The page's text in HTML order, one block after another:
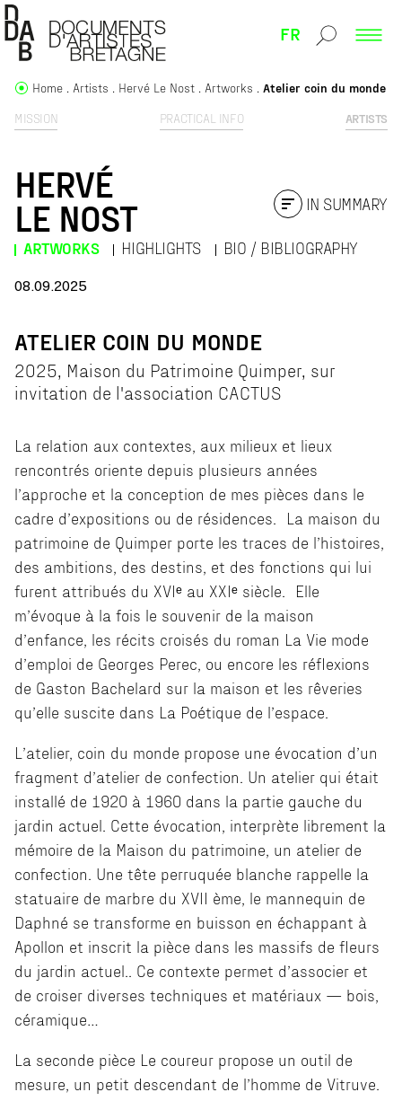
FR
MISSION PRACTICAL INFO ARTISTS
Home Artists Hervé Le Nost Artworks Atelier coin du monde
HERVÉ
LE NOST
ARTWORKS HIGHLIGHTS BIO / BIBLIOGRAPHY
IN SUMMARY
08.09.2025
ATELIER COIN DU MONDE
2025, Maison du Patrimoine Quimper, sur
invitation de l'association CACTUS
La relation aux contextes, aux milieux et lieux
rencontrés oriente depuis plusieurs années
l’approche et la conception de mes pièces dans le
cadre d’expositions ou de résidences. La maison du
patrimoine de Quimper porte les traces de l’histoires,
des ambitions, des destins, et des fonctions qui lui
furent attribués du XVIᵉ au XXIᵉ siècle. Elle
m’évoque à la fois le souvenir de la maison
d’enfance, les récits croisés du roman La Vie mode
d’emploi de Georges Perec, ou encore les réflexions
de Gaston Bachelard sur la maison et les rêveries
qu’elle suscite dans La Poétique de l’espace.
L’atelier, coin du monde propose une évocation d’un
fragment d’atelier de confection. Un atelier qui était
installé de 1920 à 1960 dans la partie gauche du
jardin actuel. Cette évocation, interprète librement la
mémoire de la Maison du patrimoine, un atelier de
confection. Une tête perruquée blanche rappelle la
statuaire de marbre du XVII ème, le mannequin de
Daphné se transforme en buisson en échappant à
Apollon et inscrit la pièce dans les massifs de fleurs
du jardin actuel.. Ce contexte permet d’associer et
de croiser diverses techniques et matériaux — bois,
céramique…
La seconde pièce Le coureur propose un outil de
mesure, un petit descendant de l’homme de Vitruve.